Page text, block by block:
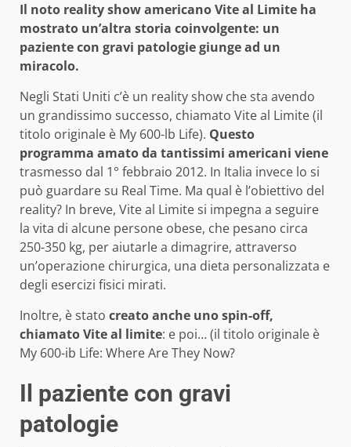
Il noto reality show americano Vite al Limite ha
mostrato un’altra storia coinvolgente: un
paziente con gravi patologie giunge ad un
miracolo.
Negli Stati Uniti c’è un reality show che sta avendo
un grandissimo successo, chiamato Vite al Limite (il
titolo originale è My 600-lb Life). Questo
programma amato da tantissimi americani viene
trasmesso dal 1° febbraio 2012. In Italia invece lo si
può guardare su Real Time. Ma qual è l’obiettivo del
reality? In breve, Vite al Limite si impegna a seguire
la vita di alcune persone obese, che pesano circa
250-350 kg, per aiutarle a dimagrire, attraverso
un’operazione chirurgica, una dieta personalizzata e
degli esercizi fisici mirati.
Inoltre, è stato creato anche uno spin-off,
chiamato Vite al limite: e poi… (il titolo originale è
My 600-ib Life: Where Are They Now?
Il paziente con gravi
patologie